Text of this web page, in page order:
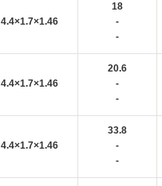
4.4×1.7×1.46
18
-
-
4.4×1.7×1.46
20.6
-
-
4.4×1.7×1.46
33.8
-
-